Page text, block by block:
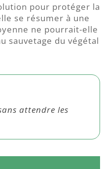
pour protéger la
se résumer à une
ne pourrait-elle
sauvetage du végétal
attendre les